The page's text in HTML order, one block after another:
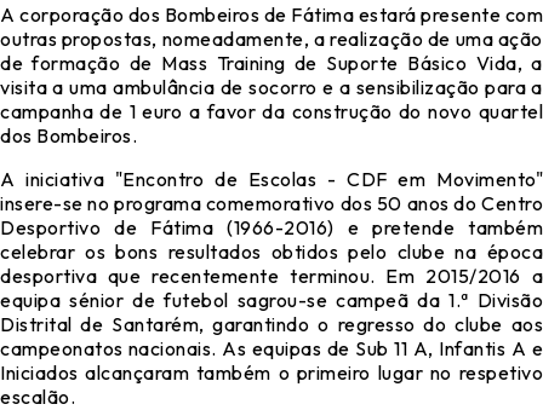
A corporação dos Bombeiros de Fátima estará presente com
outras propostas, nomeadamente, a realização de uma ação
de formação de Mass Training de Suporte Básico Vida, a
visita a uma ambulância de socorro e a sensibilização para a
campanha de 1 euro a favor da construção do novo quartel
dos Bombeiros.
A iniciativa "Encontro de Escolas - CDF em Movimento"
insere-se no programa comemorativo dos 50 anos do Centro
Desportivo de Fátima (1966-2016) e pretende também
celebrar os bons resultados obtidos pelo clube na época
desportiva que recentemente terminou. Em 2015/2016 a
equipa sénior de futebol sagrou-se campeã da 1.ª Divisão
Distrital de Santarém, garantindo o regresso do clube aos
campeonatos nacionais. As equipas de Sub 11 A, Infantis A e
Iniciados alcançaram também o primeiro lugar no respetivo
escalão.